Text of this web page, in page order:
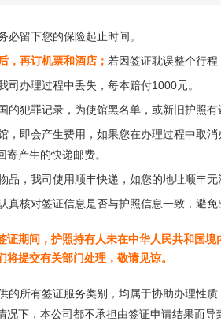
必留下您的保险起止时间。
，再订机票和酒店； 若因签证耽误整个行
司办理过程中丢失，每本赔付1000元。
的犯罪记录，为使馆黑名单，或新旧护照
，即会产生费用，如果您在办理过程中取
寄产生的快递邮费。
品，我司使用顺丰快递，如您的地址顺丰
真核对签证信息是否与护照信息一致，避
证期间，护照持有人未在中华人民共和国
将提交有关部门处理，敬请见谅。
的所有签证服务类别，均属于协助办理性
况下，本公司都不承担由签证申请结果而